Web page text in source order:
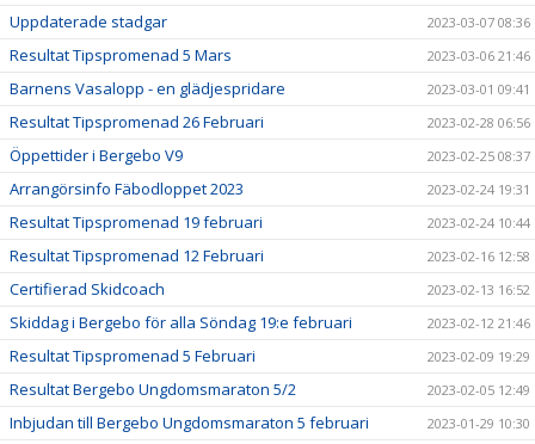
Uppdaterade stadgar 2023-03-07 08:36
Resultat Tipspromenad 5 Mars 2023-03-06 21:46
Barnens Vasalopp - en glädjespridare 2023-03-01 09:41
Resultat Tipspromenad 26 Februari 2023-02-28 06:56
Öppettider i Bergebo V9 2023-02-25 08:37
Arrangörsinfo Fäbodloppet 2023 2023-02-24 19:31
Resultat Tipspromenad 19 februari 2023-02-24 10:44
Resultat Tipspromenad 12 Februari 2023-02-16 12:58
Certifierad Skidcoach 2023-02-13 16:52
Skiddag i Bergebo för alla Söndag 19:e februari 2023-02-12 21:46
Resultat Tipspromenad 5 Februari 2023-02-09 19:29
Resultat Bergebo Ungdomsmaraton 5/2 2023-02-05 12:49
Inbjudan till Bergebo Ungdomsmaraton 5 februari 2023-01-29 10:30